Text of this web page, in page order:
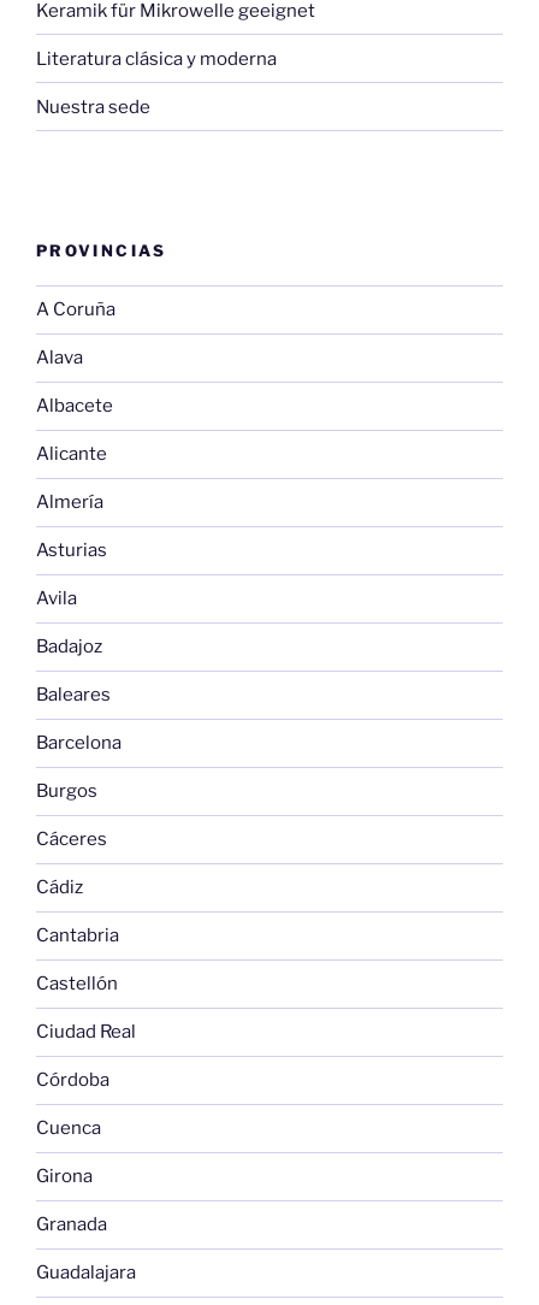
Keramik für Mikrowelle geeignet
Literatura clásica y moderna
Nuestra sede
PROVINCIAS
A Coruña
Alava
Albacete
Alicante
Almería
Asturias
Avila
Badajoz
Baleares
Barcelona
Burgos
Cáceres
Cádiz
Cantabria
Castellón
Ciudad Real
Córdoba
Cuenca
Girona
Granada
Guadalajara